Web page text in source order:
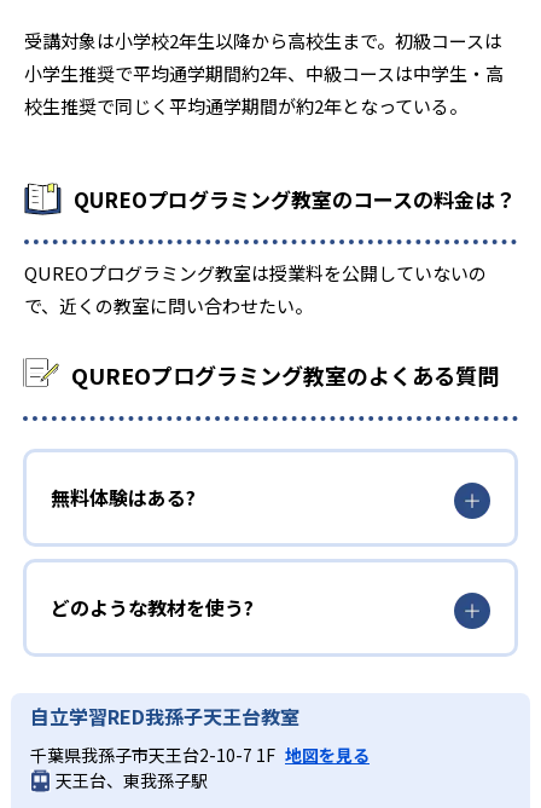
受講対象は小学校2年生以降から高校生まで。初級コースは
小学生推奨で平均通学期間約2年、中級コースは中学生・高
校生推奨で同じく平均通学期間が約2年となっている。
QUREOプログラミング教室のコースの料金は？
QUREOプログラミング教室は授業料を公開していないの
で、近くの教室に問い合わせたい。
QUREOプログラミング教室のよくある質問
無料体験はある?
どのような教材を使う?
自立学習RED我孫子天王台教室
千葉県我孫子市天王台2-10-7 1F 地図を見る
天王台、東我孫子駅